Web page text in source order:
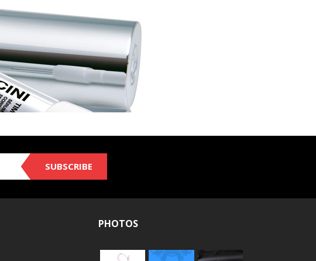
SUBSCRIBE
PHOTOS